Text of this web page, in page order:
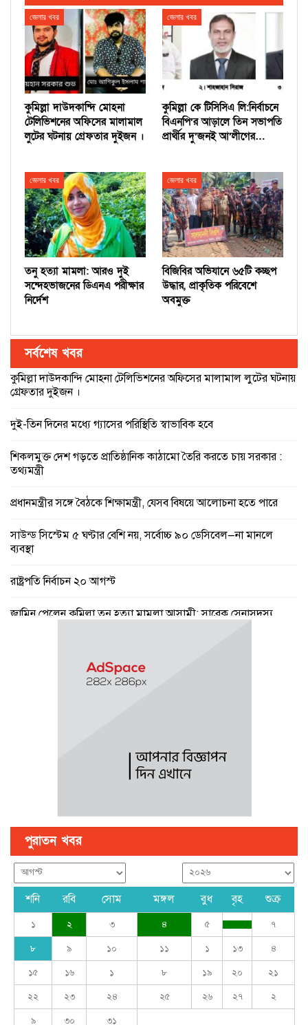
জেলার খবর
কুমিল্লা দাউদকান্দি মোহনা
টেলিভিশনের অফিসের মালামাল
লুটের ঘটনায় গ্রেফতার দুইজন ।
জেলার খবর
কুমিল্লা কে টিসিসিএ লি:নির্বাচনে
বিএনপি’র আড়ালে তিন সভাপতি
প্রার্থীর দু’জনই আ’লীগের…
জেলার খবর
তনু হত্যা মামলা: আরও দুই
সন্দেহভাজনের ডিএনএ পরীক্ষার
নির্দেশ
জেলার খবর
বিজিবির অভিযানে ৬৫টি কচ্ছপ
উদ্ধার, প্রাকৃতিক পরিবেশে
অবমুক্ত
সর্বশেষ খবর
কুমিল্লা দাউদকান্দি মোহনা টেলিভিশনের অফিসের মালামাল লুটের ঘটনায়
গ্রেফতার দুইজন ।
দুই-তিন দিনের মধ্যে গ্যাসের পরিস্থিতি স্বাভাবিক হবে
শিকলমুক্ত দেশ গড়তে প্রাতিষ্ঠানিক কাঠামো তৈরি করতে চায় সরকার :
তথ্যমন্ত্রী
প্রধানমন্ত্রীর সঙ্গে বৈঠকে শিক্ষামন্ত্রী, যেসব বিষয়ে আলোচনা হতে পারে
সাউন্ড সিস্টেম ৫ ঘণ্টার বেশি নয়, সর্বোচ্চ ৯০ ডেসিবেল—না মানলে
ব্যবস্থা
রাষ্ট্রপতি নির্বাচন ২০ আগস্ট
জামিন পেলেন কুমিল্লা তনু হত্যা মামলা আসামী: সাবেক সেনাসদস্য
কুমিল্লা কে টিসিসিএ লি:নির্বাচনে বিএনপি’র আড়ালে তিন সভাপতি প্রার্থীর
দু’জনই আ’লীগের সুবিধাভূগী!
পুরাতন খবর
শনি রবি সোম মঙ্গল বুধ বৃহ শুক্র
১ ২ ৩ ৪ ৫ ৭
৮ ৯ ১০ ১১ ১ ১৩ ৪
১৫ ১৬ ১ ৮ ১৯ ২০ ২১
২২ ২৩ ২৪ ২৫ ২৬ ২৭ ২
৯ ৩০ ৩১